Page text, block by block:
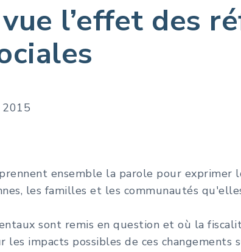
l’effet des
2015
ensemble la parole pour exprimer
les familles et les communautés
sont remis en question et où la
impacts possibles de ces changements